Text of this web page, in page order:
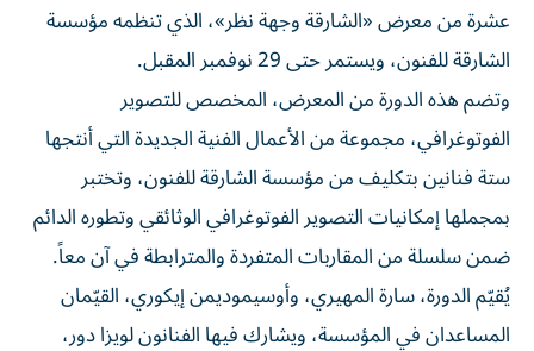
عشرة من معرض «الشارقة وجهة نظر»، الذي تنظمه مؤسسة
الشارقة للفنون، ويستمر حتى 29 نوفمبر المقبل.
وتضم هذه الدورة من المعرض، المخصص للتصوير
الفوتوغرافي، مجموعة من الأعمال الفنية الجديدة التي أنتجها
ستة فنانين بتكليف من مؤسسة الشارقة للفنون، وتختبر
بمجملها إمكانيات التصوير الفوتوغرافي الوثائقي وتطوره الدائم
ضمن سلسلة من المقاربات المتفردة والمترابطة في آن معاً.
يُقيّم الدورة، سارة المهيري، وأوسيموديمن إيكوري، القيّمان
المساعدان في المؤسسة، ويشارك فيها الفنانون لويزا دور،